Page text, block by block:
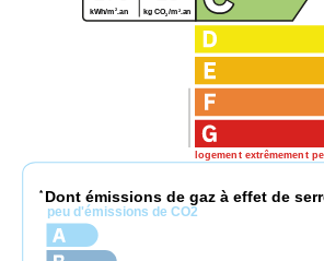
logement extrêmement
kWh/m 2 .an kg CO2/m2.an
* Dont émissions de gaz à effet de
peu d'émissions de CO2